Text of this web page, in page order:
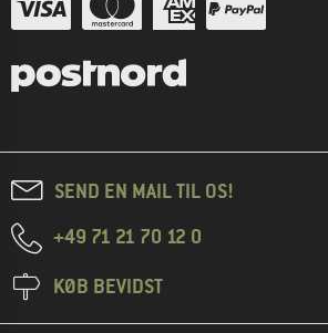
SEND EN MAIL TIL OS!
+49 71 21 70 12 0
KØB BEVIDST